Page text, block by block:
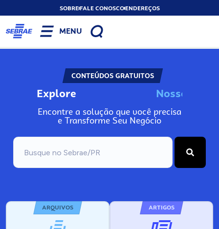
SOBREFALE CONOSCOENDEREÇOS
MENU
CONTEÚDOS GRATUITOS
Explore Nos
Encontre a solução que você precisa
e Transforme Seu Negócio
ARQUIVOS ARTIGOS